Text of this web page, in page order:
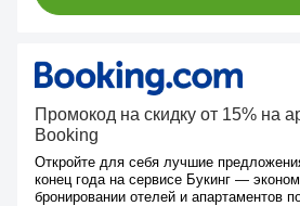
Промокод на скидку от 15% на
Booking
Откройте для себя лучшие
конец года на сервисе Букинг —
бронировании отелей и апартаментов